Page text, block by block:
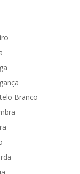
Branco